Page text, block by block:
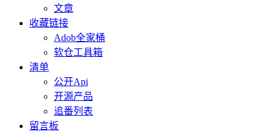
文章
收藏链接
Adob全家桶
软仓工具箱
清单
公开Api
开源产品
追番列表
留言板